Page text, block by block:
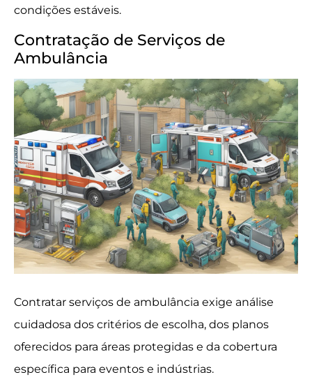
condições estáveis.
Contratação de Serviços de
Ambulância
Contratar serviços de ambulância exige análise
cuidadosa dos critérios de escolha, dos planos
oferecidos para áreas protegidas e da cobertura
específica para eventos e indústrias.